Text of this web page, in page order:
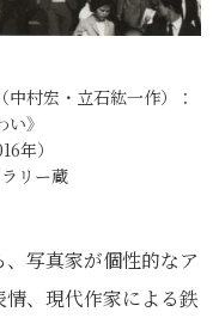
村宏・立石紘一作）：
》
年）
リー蔵
写真家が個性的なア
、現代作家による鉄